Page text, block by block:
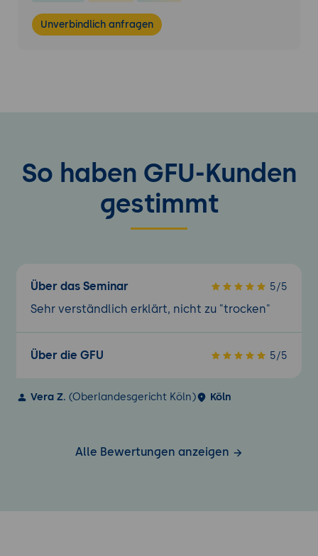
Unverbindlich anfragen
So haben GFU-Kunden
gestimmt
Über das Seminar 5/5
Sehr verständlich erklärt, nicht zu "trocken"
Über die GFU 5/5
Vera Z. (Oberlandesgericht Köln) Köln
Alle Bewertungen anzeigen